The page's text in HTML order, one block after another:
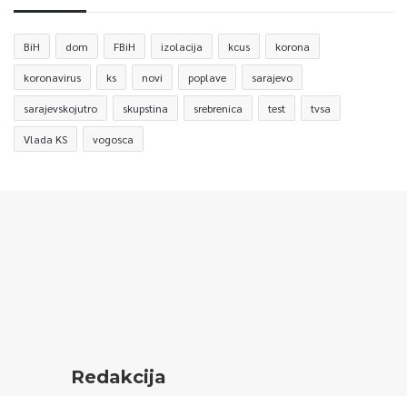
BiH dom FBiH izolacija kcus korona
koronavirus ks novi poplave sarajevo
sarajevskojutro skupstina srebrenica test tvsa
Vlada KS vogosca
Redakcija